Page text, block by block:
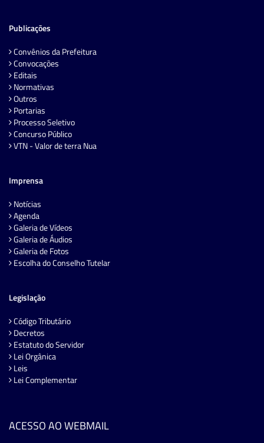
Publicações
Convênios da Prefeitura
Convocações
Editais
Normativas
Outros
Portarias
Processo Seletivo
Concurso Público
VTN - Valor de terra Nua
Imprensa
Notícias
Agenda
Galeria de Vídeos
Galeria de Áudios
Galeria de Fotos
Escolha do Conselho Tutelar
Legislação
Código Tributário
Decretos
Estatuto do Servidor
Lei Orgânica
Leis
Lei Complementar
ACESSO AO WEBMAIL